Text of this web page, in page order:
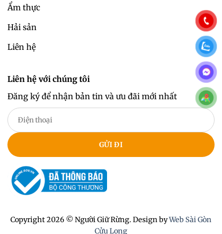
Ẩm thực
Hải sản
Liên hệ
Liên hệ với chúng tôi
Đăng ký để nhận bản tin và ưu đãi mới nhất
Copyright 2026 © Người Giữ Rừng. Design byWeb Sài Gòn
Cửu Long